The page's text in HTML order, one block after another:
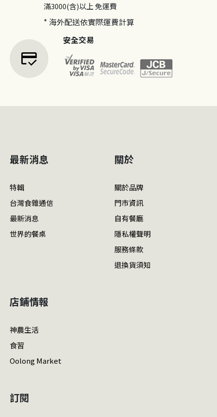
滿3000(含)以上免運費
* 海外配送依實際運費計算
credit_score
安全交易
最新消息
特輯
台灣食雜通信
最新消息
世界的餐桌
關於
關於品牌
門市資訊
自有餐廳
隱私權聲明
服務條款
退換貨須知
店鋪情報
神農生活
食習
Oolong Market
訂閱